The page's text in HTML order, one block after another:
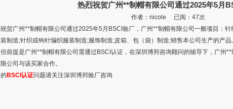
热烈祝贺广州**制帽有限公司通过2025年5月
作者：nicole 已阅： 47次
贺广州**制帽有限公司通过2025年5月BSCI验厂，广州**制帽有限公司一般项目：
制造;针织或钩针编织服装制造;服饰制造;皮箱、包（袋）制造;销售本公司生产的产
前提是广州**制帽有限公司需通过BSCI认证，在深圳博邦咨询顾问的辅导下，广州
公司与该买家合作。
BSCI认证问题请关注深圳博邦验厂咨询